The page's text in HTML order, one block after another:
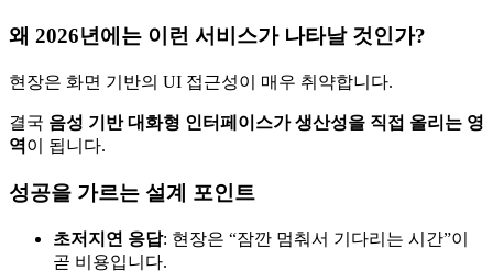
왜 2026년에는 이런 서비스가 나타날 것인가?
현장은 화면 기반의 UI 접근성이 매우 취약합니다.
결국 음성 기반 대화형 인터페이스가 생산성을 직접 올리는 영
역이 됩니다.
성공을 가르는 설계 포인트
초저지연 응답: 현장은 “잠깐 멈춰서 기다리는 시간”이
곧 비용입니다.